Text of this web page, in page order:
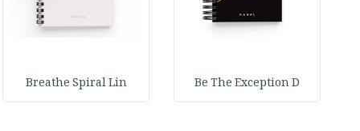
تواصل
Be The Exception D
Breathe Spiral Lin